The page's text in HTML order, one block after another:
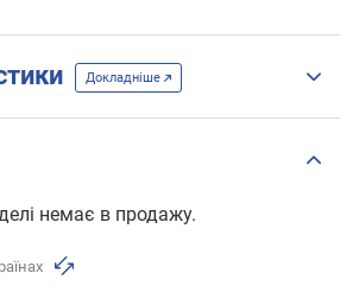
Докладніше
немає в продажу.